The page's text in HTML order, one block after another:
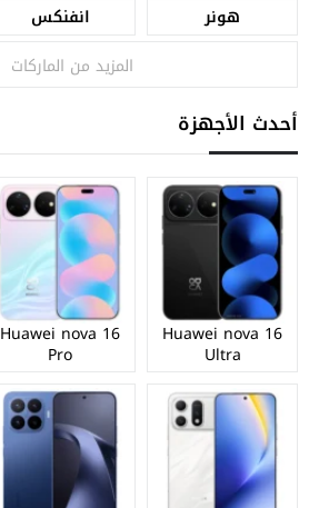
هونر
انفنكس
المزيد من الماركات
أحدث الأجهزة
Huawei nova 16
Ultra
Huawei nova 16
Pro